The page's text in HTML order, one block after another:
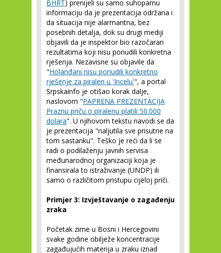
BHRT) prenijeli su samo suhoparnu
informaciju da je prezentacija održana i
da situacija nije alarmantna, bez
posebnih detalja, dok su drugi mediji
objavili da je inspektor bio razočaran
rezultatima koji nisu ponudili konkretna
rješenja. Nezavisne su objavile da
"Holanđani nisu ponudili konkretno
rješenje za piralen u 'Incelu'", a portal
Srpskainfo je otišao korak dalje,
naslovom "PAPRENA PREZENTACIJA
Praznu priču o piralenu platili 50.000
dolara". U njihovom tekstu navodi se da
je prezentacija "naljutila sve prisutne na
tom sastanku". Teško je reći da li se
radi o podilaženju javnih servisa
međunarodnoj organizaciji koja je
finansirala to istraživanje (UNDP) ili
samo o različitom pristupu cijeloj priči.
Primjer 3: Izvještavanje o zagađenju
zraka
Početak zime u Bosni i Hercegovini
svake godine obilježe koncentracije
zagađujućih materija u zraku iznad